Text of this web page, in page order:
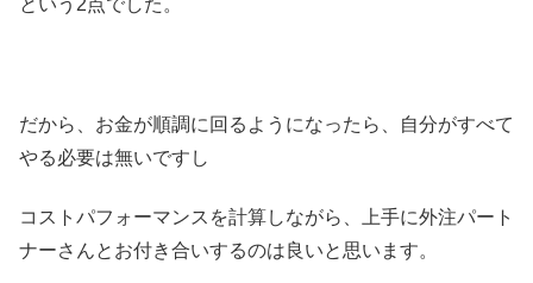
という2点でした。
だから、お金が順調に回るようになったら、自分がすべて
やる必要は無いですし
コストパフォーマンスを計算しながら、上手に外注パート
ナーさんとお付き合いするのは良いと思います。